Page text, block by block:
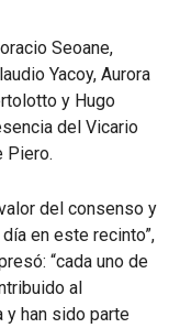
Seoane,
Yacoy, Aurora
y Hugo
del Vicario
Piero.
del consenso y
en este recinto”,
“cada uno de
al
han sido parte